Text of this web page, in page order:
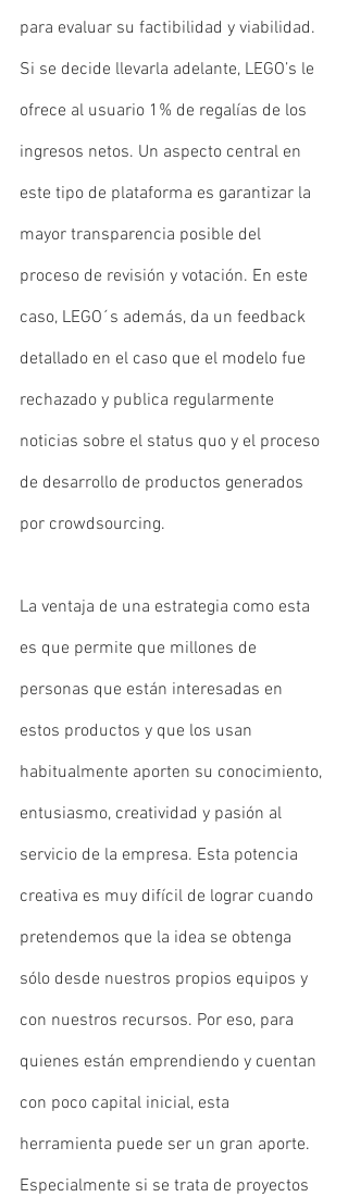
para evaluar su factibilidad y viabilidad.
Si se decide llevarla adelante, LEGO’s le
ofrece al usuario 1% de regalías de los
ingresos netos. Un aspecto central en
este tipo de plataforma es garantizar la
mayor transparencia posible del
proceso de revisión y votación. En este
caso, LEGO´s además, da un feedback
detallado en el caso que el modelo fue
rechazado y publica regularmente
noticias sobre el status quo y el proceso
de desarrollo de productos generados
por crowdsourcing.
La ventaja de una estrategia como esta
es que permite que millones de
personas que están interesadas en
estos productos y que los usan
habitualmente aporten su conocimiento,
entusiasmo, creatividad y pasión al
servicio de la empresa. Esta potencia
creativa es muy difícil de lograr cuando
pretendemos que la idea se obtenga
sólo desde nuestros propios equipos y
con nuestros recursos. Por eso, para
quienes están emprendiendo y cuentan
con poco capital inicial, esta
herramienta puede ser un gran aporte.
Especialmente si se trata de proyectos